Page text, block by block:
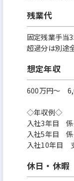
残業代
固定残業手当
超過分は別途
想定年収
600万円〜
◇年収例◇
入社3年目
入社5年目
入社10年目
休日・休暇